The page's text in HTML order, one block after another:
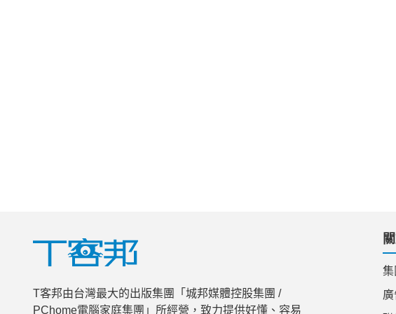
T客邦由台灣最大的出版集團「城邦媒體控股集團 /
PChome電腦家庭集團」所經營，致力提供好懂、容易
集